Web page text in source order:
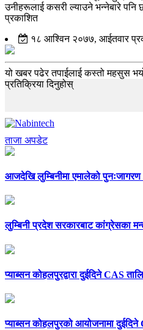
उनीहरूलाई कसरी ल्याउने भन्नेबारे
प्रकाशित
१८ आश्विन २०७७, आईतवार
यो खबर पढेर तपाईलाई कस्तो महसुस
प्रतिक्रिया दिनुहोस्
ताजा अपडेट
आजदेखि लुम्बिनीमा एमालेको
लुम्बिनी प्रदेश सरकारबाट कांग्रेसका
प्याब्सन कोहलपुरद्वारा दुईदिने CAS
प्याब्सन कोहलपुरको आयोजनामा